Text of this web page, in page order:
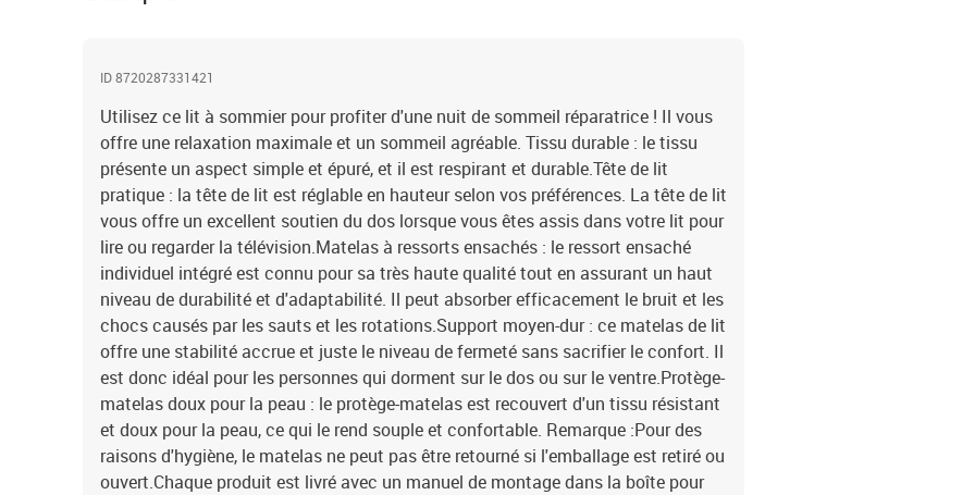
ID 8720287331421
Utilisez ce lit à sommier pour profiter d'une nuit de sommeil réparatrice ! Il vous
offre une relaxation maximale et un sommeil agréable. Tissu durable : le tissu
présente un aspect simple et épuré, et il est respirant et durable.Tête de lit
pratique : la tête de lit est réglable en hauteur selon vos préférences. La tête de lit
vous offre un excellent soutien du dos lorsque vous êtes assis dans votre lit pour
lire ou regarder la télévision.Matelas à ressorts ensachés : le ressort ensaché
individuel intégré est connu pour sa très haute qualité tout en assurant un haut
niveau de durabilité et d'adaptabilité. Il peut absorber efficacement le bruit et les
chocs causés par les sauts et les rotations.Support moyen-dur : ce matelas de lit
offre une stabilité accrue et juste le niveau de fermeté sans sacrifier le confort. Il
est donc idéal pour les personnes qui dorment sur le dos ou sur le ventre.Protège-
matelas doux pour la peau : le protège-matelas est recouvert d'un tissu résistant
et doux pour la peau, ce qui le rend souple et confortable. Remarque :Pour des
raisons d'hygiène, le matelas ne peut pas être retourné si l'emballage est retiré ou
ouvert.Chaque produit est livré avec un manuel de montage dans la boîte pour